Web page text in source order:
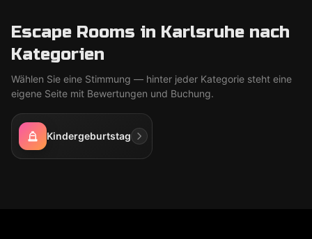
Escape Rooms in Karlsruhe nach
Kategorien
Wählen Sie eine Stimmung — hinter jeder Kategorie steht eine
eigene Seite mit Bewertungen und Buchung.
Kindergeburtstag